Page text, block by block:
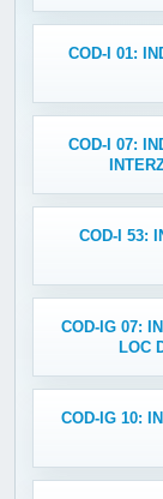
COD-I 01:
COD-I 07:
COD-I 53:
COD-IG 07:
LOC
COD-IG 10: